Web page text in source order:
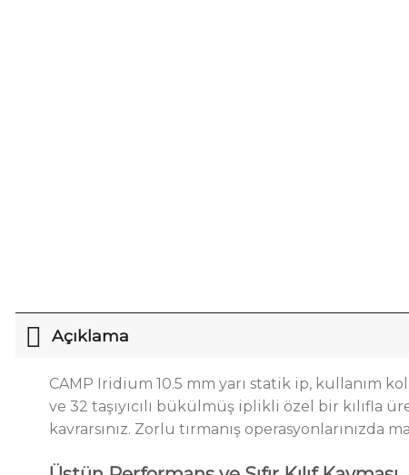
Açıklama
CAMP Iridium 10.5 mm yarı statik ip, kullanım
ve 32 taşıyıcılı bükülmüş iplikli özel bir kılıfla
kavrarsınız. Zorlu tırmanış operasyonlarınızda